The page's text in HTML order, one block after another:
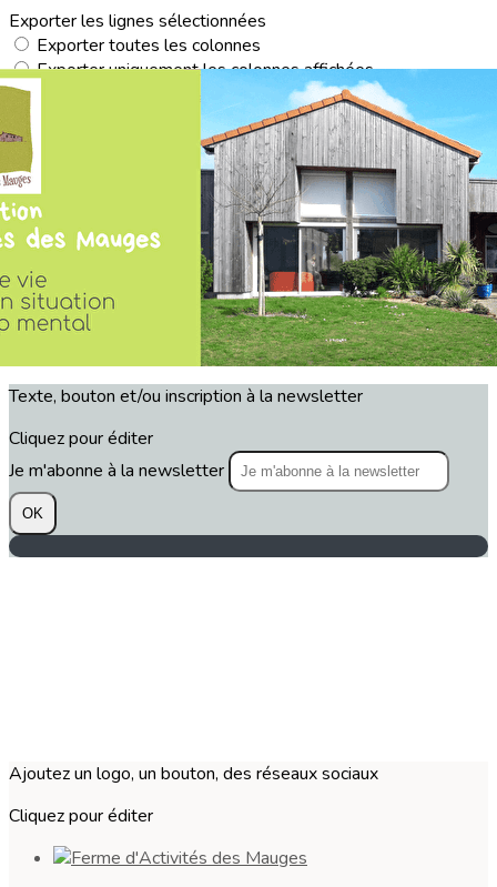
Exporter les lignes sélectionnées
Exporter toutes les colonnes
Exporter uniquement les colonnes affichées
Menu
<
Agenda
?>
Images de la page d'accueil
Texte, bouton et/ou inscription à la newsletter
Cliquez pour éditer
Je m'abonne à la newsletter
OK
Ajoutez un logo, un bouton, des réseaux sociaux
Cliquez pour éditer